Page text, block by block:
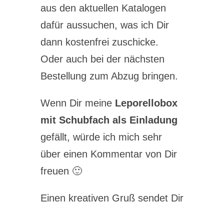
aus den aktuellen Katalogen
dafür aussuchen, was ich Dir
dann kostenfrei zuschicke.
Oder auch bei der nächsten
Bestellung zum Abzug bringen.
Wenn Dir meine Leporellobox
mit Schubfach als Einladung
gefällt, würde ich mich sehr
über einen Kommentar von Dir
freuen 🙂
Einen kreativen Gruß sendet Dir